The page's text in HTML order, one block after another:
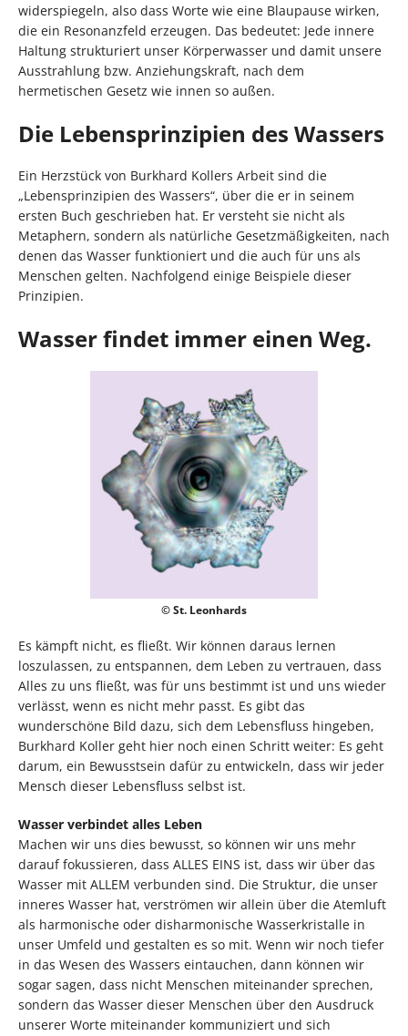
widerspiegeln, also dass Worte wie eine Blaupause wirken,
die ein Resonanzfeld erzeugen. Das bedeutet: Jede innere
Haltung strukturiert unser Körperwasser und damit unsere
Ausstrahlung bzw. Anziehungskraft, nach dem
hermetischen Gesetz wie innen so außen.
Die Lebensprinzipien des Wassers
Ein Herzstück von Burkhard Kollers Arbeit sind die
„Lebensprinzipien des Wassers“, über die er in seinem
ersten Buch geschrieben hat. Er versteht sie nicht als
Metaphern, sondern als natürliche Gesetzmäßigkeiten, nach
denen das Wasser funktioniert und die auch für uns als
Menschen gelten. Nachfolgend einige Beispiele dieser
Prinzipien.
Wasser findet immer einen Weg.
© St. Leonhards
Es kämpft nicht, es fließt. Wir können daraus lernen
loszulassen, zu entspannen, dem Leben zu vertrauen, dass
Alles zu uns fließt, was für uns bestimmt ist und uns wieder
verlässt, wenn es nicht mehr passt. Es gibt das
wunderschöne Bild dazu, sich dem Lebensfluss hingeben,
Burkhard Koller geht hier noch einen Schritt weiter: Es geht
darum, ein Bewusstsein dafür zu entwickeln, dass wir jeder
Mensch dieser Lebensfluss selbst ist.
Wasser verbindet alles Leben
Machen wir uns dies bewusst, so können wir uns mehr
darauf fokussieren, dass ALLES EINS ist, dass wir über das
Wasser mit ALLEM verbunden sind. Die Struktur, die unser
inneres Wasser hat, verströmen wir allein über die Atemluft
als harmonische oder disharmonische Wasserkristalle in
unser Umfeld und gestalten es so mit. Wenn wir noch tiefer
in das Wesen des Wassers eintauchen, dann können wir
sogar sagen, dass nicht Menschen miteinander sprechen,
sondern das Wasser dieser Menschen über den Ausdruck
unserer Worte miteinander kommuniziert und sich